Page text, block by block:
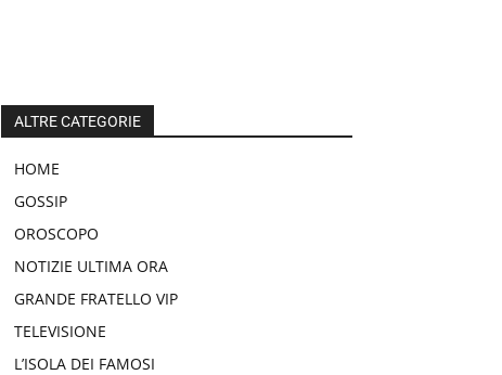
ALTRE CATEGORIE
HOME
GOSSIP
OROSCOPO
NOTIZIE ULTIMA ORA
GRANDE FRATELLO VIP
TELEVISIONE
L’ISOLA DEI FAMOSI